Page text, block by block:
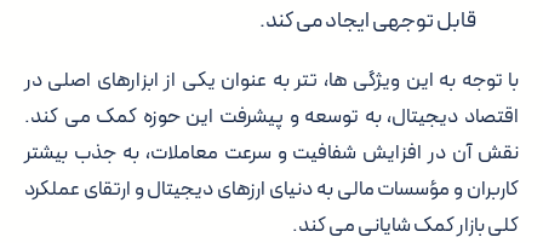
قابل توجهی ایجاد می کند.
با توجه به این ویژگی ها، تتر به عنوان یکی از ابزارهای اصلی در
اقتصاد دیجیتال، به توسعه و پیشرفت این حوزه کمک می کند.
نقش آن در افزایش شفافیت و سرعت معاملات، به جذب بیشتر
کاربران و مؤسسات مالی به دنیای ارزهای دیجیتال و ارتقای عملکرد
کلی بازار کمک شایانی می کند.